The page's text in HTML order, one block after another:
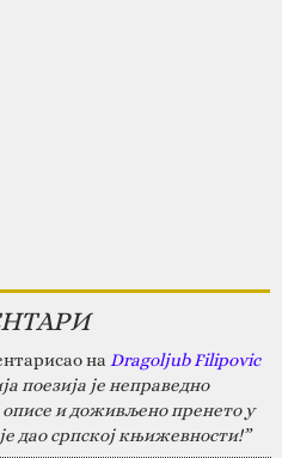
на Dragoljub Filipovic
поезија је неправедно
и доживљено пренето у
дао српској књижевности!”